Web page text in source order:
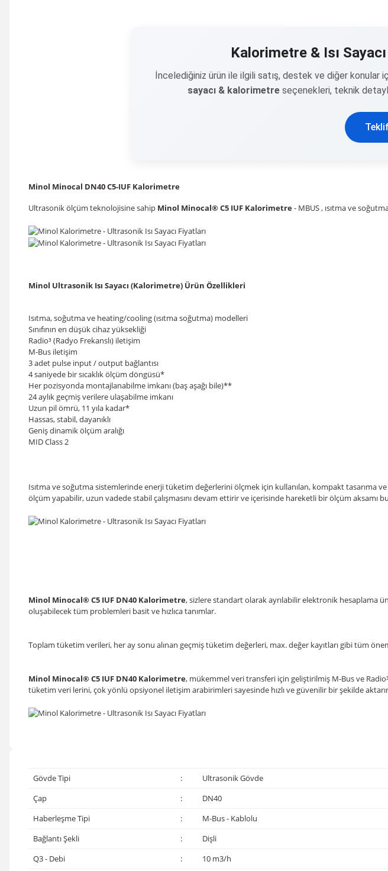
Kalorimetre & Isı
İncelediğiniz ürün ile ilgili satış, destek ve diğer konular
sayacı & kalorimetreseçenekleri, teknik
Minol Minocal DN40 C5-IUF Kalorimetre
Ultrasonik ölçüm teknolojisine sahip Minol Minocal® C5 IUF Kalorimetre- MBUS , ısıtma ve
Minol Ultrasonik Isı Sayacı (Kalorimetre) Ürün Özellikleri
Isıtma, soğutma ve heating/cooling (ısıtma soğutma) modelleri
Sınıfının en düşük cihaz yüksekliği
Radio³ (Radyo Frekanslı) iletişim
M-Bus iletişim
3 adet pulse input / output bağlantısı
4 saniyede bir sıcaklık ölçüm döngüsü*
Her pozisyonda montajlanabilme imkanı (baş aşağı bile)**
24 aylık geçmiş verilere ulaşabilme imkanı
Uzun pil ömrü, 11 yıla kadar*
Hassas, stabil, dayanıklı
Geniş dinamik ölçüm aralığı
MID Class 2
Isıtma ve soğutma sistemlerinde enerji tüketim değerlerini ölçmek için kullanılan, kompakt tasarıma
ölçüm yapabilir, uzun vadede stabil çalışmasını devam ettirir ve içerisinde hareketli bir ölçüm
Minol Minocal® C5 IUF DN40 Kalorimetre, sizlere standart olarak ayrılabilir elektronik hesaplama
oluşabilecek tüm problemleri basit ve hızlıca tanımlar.
Toplam tüketim verileri, her ay sonu alınan geçmiş tüketim değerleri, max. değer kayıtları gibi tüm
Minol Minocal® C5 IUF DN40 Kalorimetre, mükemmel veri transferi için geliştirilmiş M-Bus ve
tüketim veri lerini, çok yönlü opsiyonel iletişim arabirimleri sayesinde hızlı ve güvenilir bir şekilde
Gövde Tipi :
Ultrasonik Gövde
Çap
:
DN40
Haberleşme Tipi
:
M-Bus - Kablolu
Bağlantı Şekli
:
Dişli
Q3 - Debi
:
10 m3/h